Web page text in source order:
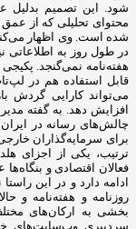
شود. این تصمیم بدلیل
محتوای تحلیلی که از عمق
شده است. وی اظهار می‌کند
در طول روز به اطلاعاتی
هفته‌نامه نمی‌گنجد.
قابل استفاده هم در
می‌تواند کارایی گردش
افزایش دهد. به گفته
چالش‌های رسانه در ایران
برای سرمایه‌گذاران
فعالان اقتصادی و
ادامه دارد و در این
روزنامه و هفته‌نامه و
بخشی به ارکان‌های
سردبیری وب‌سایت‌های